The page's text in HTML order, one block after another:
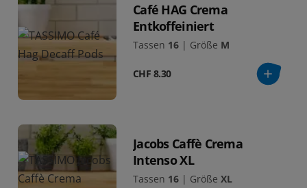
Café HAG Crema
Entkoffeiniert
Tassen 16 | Größe M
CHF 8.30
Jacobs Caffè Crema
Intenso XL
Tassen 16 | Größe XL